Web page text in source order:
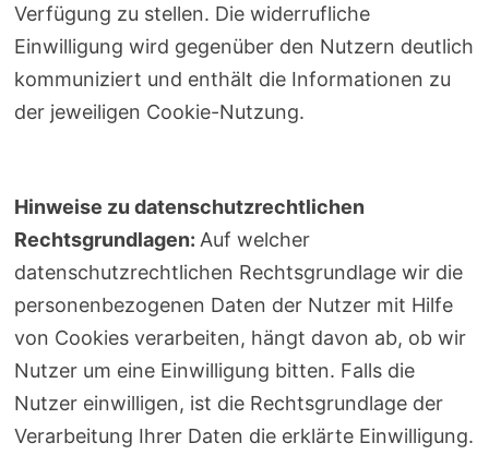
Verfügung zu stellen. Die widerrufliche
Einwilligung wird gegenüber den Nutzern deutlich
kommuniziert und enthält die Informationen zu
der jeweiligen Cookie-Nutzung.
Hinweise zu datenschutzrechtlichen
Rechtsgrundlagen: Auf welcher
datenschutzrechtlichen Rechtsgrundlage wir die
personenbezogenen Daten der Nutzer mit Hilfe
von Cookies verarbeiten, hängt davon ab, ob wir
Nutzer um eine Einwilligung bitten. Falls die
Nutzer einwilligen, ist die Rechtsgrundlage der
Verarbeitung Ihrer Daten die erklärte Einwilligung.